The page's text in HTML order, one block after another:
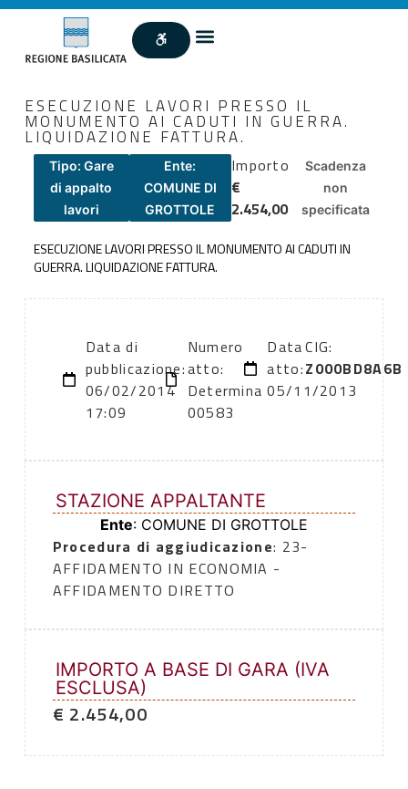
ESECUZIONE LAVORI PRESSO IL
MONUMENTO AI CADUTI IN GUERRA.
LIQUIDAZIONE FATTURA.
Tipo: Gare
di appalto
lavori
Ente:
COMUNE DI
GROTTOLE
Importo
€
2.454,00
Scadenza
non
specificata
ESECUZIONE LAVORI PRESSO IL MONUMENTO AI CADUTI IN
GUERRA. LIQUIDAZIONE FATTURA.
Data di
pubblicazione:
06/02/2014
17:09
Numero
atto:
Determina
00583
Data
atto:
05/11/2013
CIG:
Z000BD8A6B
STAZIONE APPALTANTE
Ente: COMUNE DI GROTTOLE
Procedura di aggiudicazione: 23-
AFFIDAMENTO IN ECONOMIA -
AFFIDAMENTO DIRETTO
IMPORTO A BASE DI GARA (IVA
ESCLUSA)
€ 2.454,00